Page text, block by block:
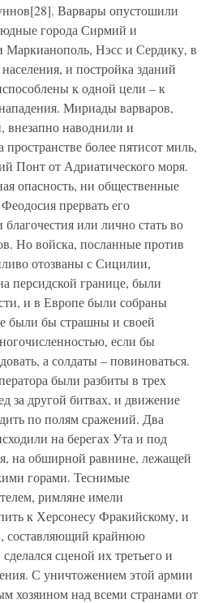
Варвары опустошили
города Сирмий и
Нэсс и Сердику, в
и постройка зданий
к одной цели – к
Мириады варваров,
наводнили и
более пятисот миль,
Понт от Адриатического моря.
опасность, ни общественные
прервать его
или лично стать во
Но войска, посланные против
отозваны с Сицилии,
персидской границе, были
и в Европе были собраны
были бы страшны и своей
если бы
а солдаты – повиноваться.
были разбиты в трех
за другой битвах, и движение
по полям сражений. Два
на берегах Ута и под
на обширной равнине, лежащей
горами. Теснимые
римляне имели
к Херсонесу Фракийскому, и
составляющий крайнюю
сценой их третьего и
С уничтожением этой армии
хозяином над всеми странами от